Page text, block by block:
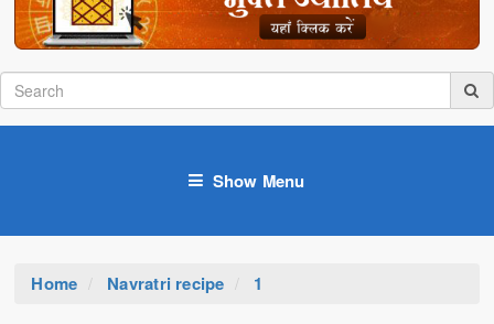
Show Menu
Home Navratri recipe 1